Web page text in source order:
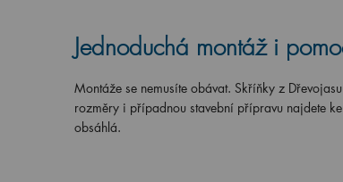
Jednoduchá montáž i
Montáže se nemusíte obávat. Skříňky z
rozměry i případnou stavební přípravu najdete
obsáhlá.